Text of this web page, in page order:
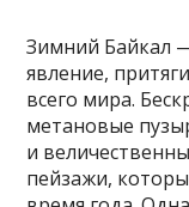
Зимний Байкал
явление,
всего мира.
метановые
и
пейзажи,